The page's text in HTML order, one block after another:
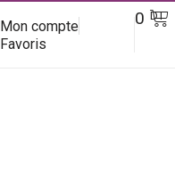
Mon compte
Favoris
0 DT